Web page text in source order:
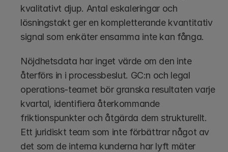
kvalitativt djup. Antal eskaleringar och
lösningstakt ger en kompletterande kvantitativ
signal som enkäter ensamma inte kan fånga.
Nöjdhetsdata har inget värde om den inte
återförs in i processbeslut. GC:n och legal
operations-teamet bör granska resultaten varje
kvartal, identifiera återkommande
friktionspunkter och åtgärda dem strukturellt.
Ett juridiskt team som inte förbättrar något av
det som de interna kunderna har lyft mäter